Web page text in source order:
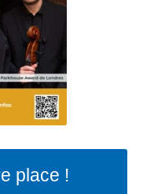
place !